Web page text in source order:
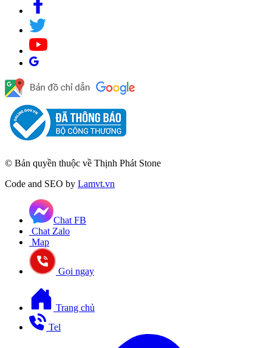
© Bản quyền thuộc về Thịnh Phát Stone
Code and SEO by Lamvt.vn
Chat FB
Chat Zalo
Map
Gọi ngay
Trang chủ
Tel